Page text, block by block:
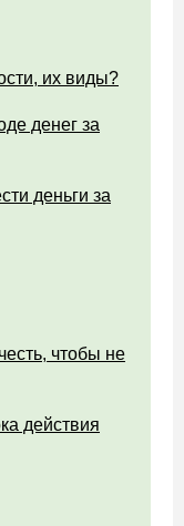
их виды?
денег за
деньги за
чтобы не
действия